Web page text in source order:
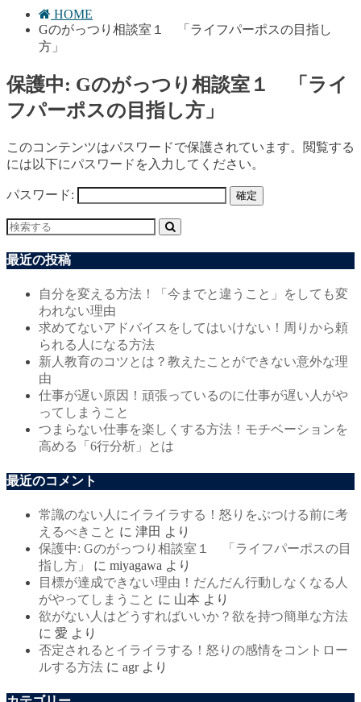
HOME
Gのがっつり相談室１ 「ライフパーポスの目指し
方」
保護中: Gのがっつり相談室１ 「ライ
フパーポスの目指し方」
このコンテンツはパスワードで保護されています。閲覧する
には以下にパスワードを入力してください。
パスワード:
最近の投稿
自分を変える方法！「今までと違うこと」をしても変
われない理由
求めてないアドバイスをしてはいけない！周りから頼
られる人になる方法
新人教育のコツとは？教えたことができない意外な理
由
仕事が遅い原因！頑張っているのに仕事が遅い人がや
ってしまうこと
つまらない仕事を楽しくする方法！モチベーションを
高める「6行分析」とは
最近のコメント
常識のない人にイライラする！怒りをぶつける前に考
えるべきこと に 津田 より
保護中: Gのがっつり相談室１ 「ライフパーポスの目
指し方」
に miyagawa より
目標が達成できない理由！だんだん行動しなくなる人
がやってしまうこと に 山本 より
欲がない人はどうすればいいか？欲を持つ簡単な方法
に 愛 より
否定されるとイライラする！怒りの感情をコントロー
ルする方法 に agrより